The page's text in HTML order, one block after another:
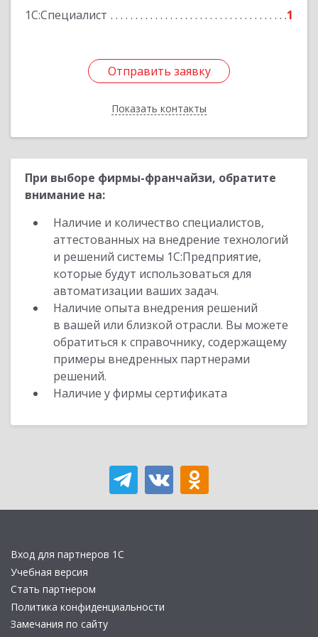
1С:Специалист 1
Отправить заявку
Показать контакты
Подробнее
Отправить заявку
Назад
При выборе фирмы-франчайзи, обратите
внимание на:
Наличие и количество специалистов,
аттестованных на внедрение технологий
и решений системы 1С:Предприятие,
которые будут использоваться для
автоматизации ваших задач.
Наличие опыта внедрения решений
в вашей или близкой отрасли. Вы можете
обратиться к справочнику, содержащему
примеры внедренных партнерами
решений.
Наличие у фирмы сертификата
Вход для партнеров 1С
Учебная версия
Стать партнером
Политика конфиденциальности
Замечания по сайту